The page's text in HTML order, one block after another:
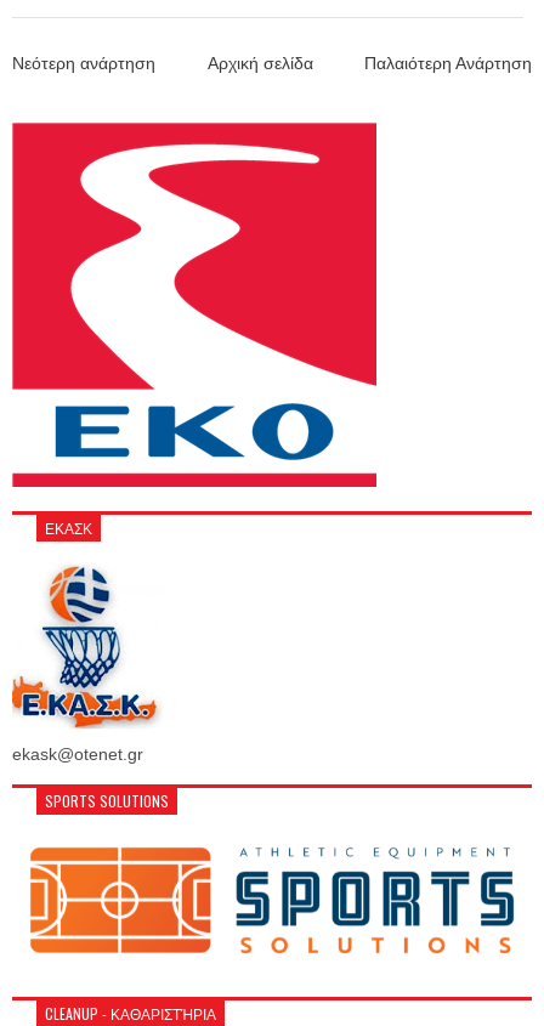
Νεότερη ανάρτηση Παλαιότερη Ανάρτηση
Αρχική σελίδα
ΕΚΑΣΚ
ekask@otenet.gr
SPORTS SOLUTIONS
CLEANUP - ΚΑΘΑΡΙΣΤΉΡΙΑ